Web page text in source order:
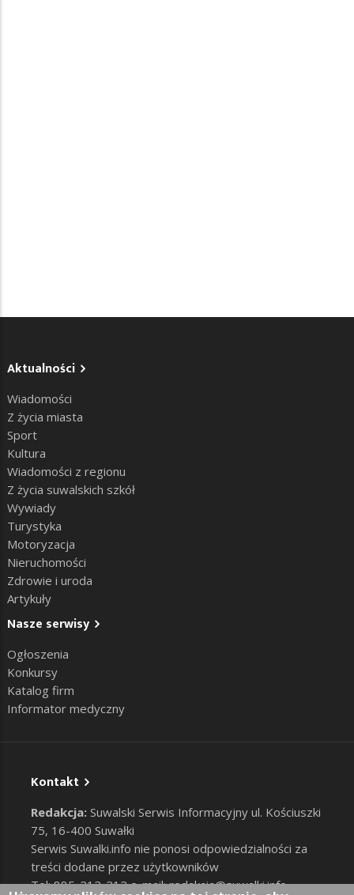
Aktualności
Wiadomości
Z życia miasta
Sport
Kultura
Wiadomości z regionu
Z życia suwalskich szkół
Wywiady
Turystyka
Motoryzacja
Nieruchomości
Zdrowie i uroda
Artykuły
Nasze serwisy
Ogłoszenia
Konkursy
Katalog firm
Informator medyczny
Kontakt
Redakcja: Suwalski Serwis Informacyjny ul. Kościuszki
75, 16-400 Suwałki
Serwis Suwalki.info nie ponosi odpowiedzialności za
treści dodane przez użytkowników
Tel: 885-212-212 e-mail:redakcja@suwalki.info,